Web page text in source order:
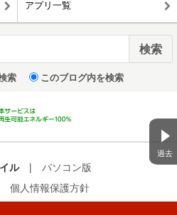
過去
アプリ一覧
索 このブログ内を検索
ル |
パソコン版
個人情報保護方針